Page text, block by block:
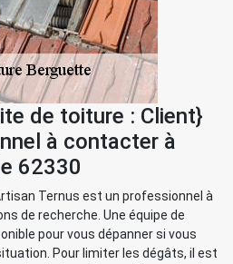
de toiture : Client}
à contacter à
62330
Ternus est un professionnel à
de recherche. Une équipe de
pour vous dépanner si vous
Pour limiter les dégâts, il est